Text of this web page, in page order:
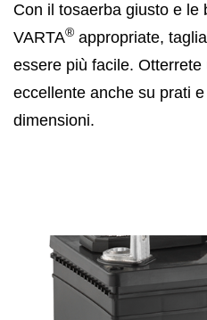
Con il tosaerba giusto e le
VARTA® appropriate,
essere più facile.
eccellente anche su prati
dimensioni.